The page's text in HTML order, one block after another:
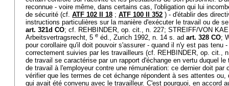
reconnue - voire même, dans certains cas, l'obligation qui lui
de sécurité (cf. ATF 102 II 18 ; ATF 100 II 352 ) - d'établir des
instructions particulières sur la manière d'exécuter le travail ou de
art. 321d CO; cf. REHBINDER, op. cit., n. 227; STREIFF/VON
Arbeitsvertragsrecht, 5 e éd., Zurich 1992, n. 14 s. ad art. 328 CO;
pour corollaire qu'il doit pouvoir s'assurer - quand il n'y est pas tenu
correctement suivies par les travailleurs (cf. REHBINDER, op. cit.,
de travail se caractérise par un rapport d'échange en vertu duquel
de travail à l'employeur contre une rémunération: ce dernier doit par
vérifier que les termes de cet échange répondent à ses attentes
qui avait été convenu avec le travailleur. C'est pourquoi, en accord